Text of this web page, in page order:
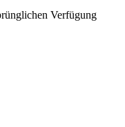
Verfügung